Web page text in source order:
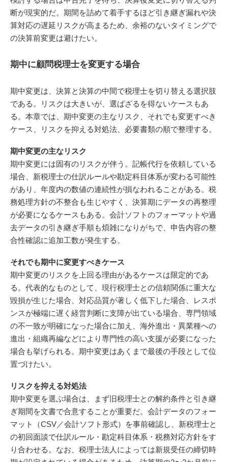
断が現実的だ。期間を詰めて着手するほど引き継ぎ漏れや決
算対応の遅延リスクが高まるため、余裕のないタイミングで
の決算前変更は避けたい。
期中に顧問税理士を変更する場合
期中変更は、決算と決算の中間で税理士を切り替える選択肢
である。リスクは大きいが、選ばざるを得ないケースもあ
る。本章では、期中変更の主なリスク、それでも変更すべき
ケース、リスクを抑える対処法、必要書類の順で整理する。
期中変更の主なリスク
期中変更には固有のリスクが伴う。記帳代行を依頼している
場合、新税理士の仕訳ルールや勘定科目体系が変わる可能性
があり、年度内の数値の連続性が損なわれることがある。税
務処理方針の不整合も生じやすく、決算期にデータの再整理
が必要になるケースもある。会計ソフトのフォーマットや過
去データの引き継ぎ手順も煩雑になりがちで、申告内容の整
合性確認に追加工数が発生する。
それでも期中に変更すべきケース
期中変更のリスクを上回る理由があるケースは限定的であ
る。代表的なものとして、現行税理士との信頼関係に重大な
毀損が生じた場合、対応品質が著しく低下した場合、レスポ
ンスが極端に遅く経営判断に支障が出ている場合、専門領域
の不一致が明確になった場合に加え、海外進出・異業種への
進出・組織再編などにより専門性の高い支援が必要になった
場合も挙げられる。期中変更はあくまで最後の手段として位
置づけたい。
リスクを抑える対処法
期中変更を選ぶ場合は、まず旧税理士との解約条件と引き継
ぎ期間を文書で合意することが重要だ。会計データのフォー
マット（CSV／会計ソフト形式）を事前確認し、新税理士と
の初回面談で仕訳ルール・勘定科目体系・税務対応方針をす
り合わせる。なお、税理士法人によっては新規受任の締切時